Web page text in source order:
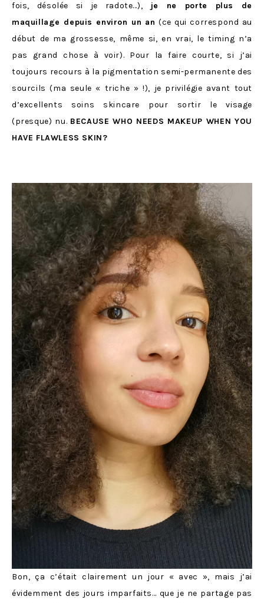
fois, désolée si je radote…),
je ne porte plus de
maquillage depuis environ un an (ce qui correspond au
début de ma grossesse, même si, en vrai, le timing n’a
pas grand chose à voir). Pour la faire courte, si j’ai
toujours recours à la pigmentation semi-permanente des
sourcils (ma seule « triche » !), je privilégie avant tout
d’excellents soins skincare pour sortir le visage
(presque) nu. BECAUSE WHO NEEDS MAKEUP WHEN YOU
HAVE FLAWLESS SKIN?
Bon, ça c’était clairement un jour « avec », mais j’ai
évidemment des jours imparfaits… que je ne partage pas